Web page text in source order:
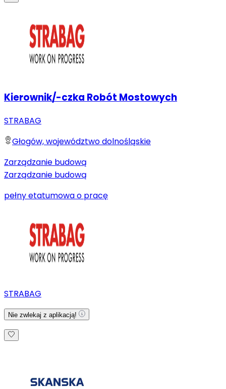
Kierownik/-czka Robót Mostowych
STRABAG
Głogów, województwo dolnośląskie
Zarządzanie budową
Zarządzanie budową
pełny etatumowa o pracę
STRABAG
Nie zwlekaj z aplikacją!